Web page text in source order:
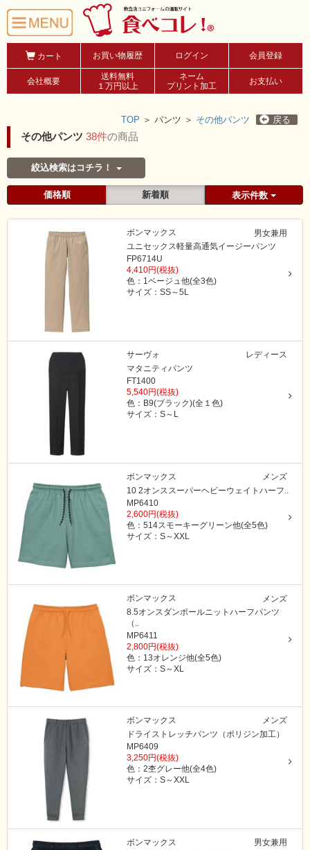
カート お買い物履歴 ログイン 会員登録
会社概要
送料無料
１万円以上
ネーム
プリント加工
お支払い
TOP ＞ パンツ ＞ その他パンツ 戻る
その他パンツ 38件の商品
絞込検索はコチラ！
価格順 新着順 表示件数
男女兼用
ボンマックス
ユニセックス軽量高通気イージーパンツ
FP6714U
4,410円(税抜)
色：1ベージュ他(全3色)
サイズ：SS～5L
レディース
サーヴォ
マタニティパンツ
FT1400
5,540円(税抜)
色：B9(ブラック)(全１色)
サイズ：S～L
メンズ
ボンマックス
10 2オンススーパーヘビーウェイトハーフ..
MP6410
2,600円(税抜)
色：514スモーキーグリーン他(全5色)
サイズ：S～XXL
メンズ
ボンマックス
8.5オンスダンボールニットハーフパンツ
（..
MP6411
2,800円(税抜)
色：13オレンジ他(全5色)
サイズ：S～XL
メンズ
ボンマックス
ドライストレッチパンツ（ポリジン加工）
MP6409
3,250円(税抜)
色：2杢グレー他(全4色)
サイズ：S～XXL
男女兼用
ボンマックス